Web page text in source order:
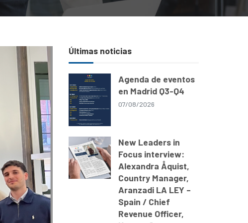
Últimas noticias
Agenda de eventos
en Madrid Q3-Q4
07/08/2026
New Leaders in
Focus interview:
Alexandra Åquist,
Country Manager,
Aranzadi LA LEY –
Spain / Chief
Revenue Officer,